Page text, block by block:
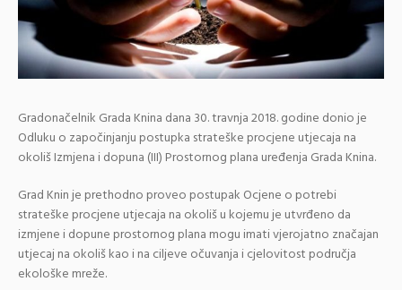
Gradonačelnik Grada Knina dana 30. travnja 2018. godine donio je
Odluku o započinjanju postupka strateške procjene utjecaja na
okoliš Izmjena i dopuna (III) Prostornog plana uređenja Grada Knina.
Grad Knin je prethodno proveo postupak Ocjene o potrebi
strateške procjene utjecaja na okoliš u kojemu je utvrđeno da
izmjene i dopune prostornog plana mogu imati vjerojatno značajan
utjecaj na okoliš kao i na ciljeve očuvanja i cjelovitost područja
ekološke mreže.